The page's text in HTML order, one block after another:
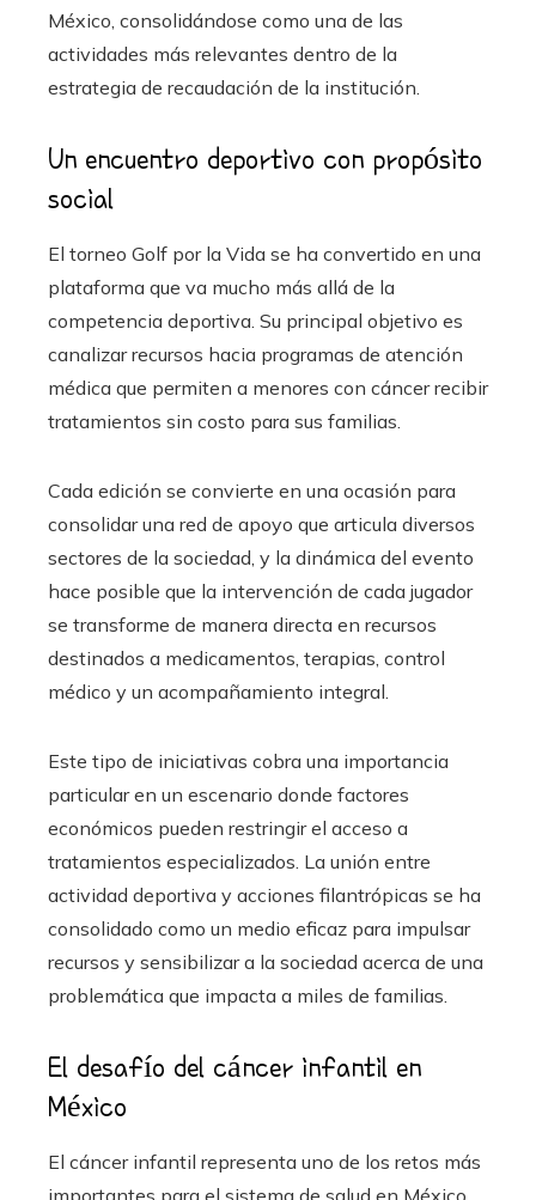
México, consolidándose como una de las
actividades más relevantes dentro de la
estrategia de recaudación de la institución.
Un encuentro deportivo con propósito
social
El torneo Golf por la Vida se ha convertido en una
plataforma que va mucho más allá de la
competencia deportiva. Su principal objetivo es
canalizar recursos hacia programas de atención
médica que permiten a menores con cáncer recibir
tratamientos sin costo para sus familias.
Cada edición se convierte en una ocasión para
consolidar una red de apoyo que articula diversos
sectores de la sociedad, y la dinámica del evento
hace posible que la intervención de cada jugador
se transforme de manera directa en recursos
destinados a medicamentos, terapias, control
médico y un acompañamiento integral.
Este tipo de iniciativas cobra una importancia
particular en un escenario donde factores
económicos pueden restringir el acceso a
tratamientos especializados. La unión entre
actividad deportiva y acciones filantrópicas se ha
consolidado como un medio eficaz para impulsar
recursos y sensibilizar a la sociedad acerca de una
problemática que impacta a miles de familias.
El desafío del cáncer infantil en
México
El cáncer infantil representa uno de los retos más
importantes para el sistema de salud en México.